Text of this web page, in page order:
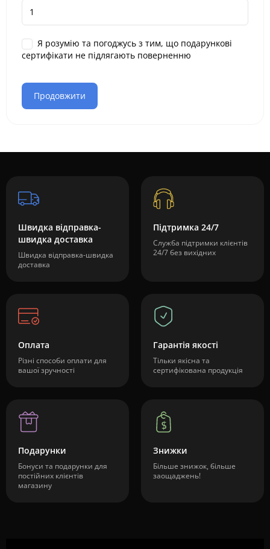
Я розумію та погоджусь з тим, що подарункові
сертифікати не підлягають поверненню
Швидка відправка-
швидка доставка
Швидка відправка-швидка
доставка
Підтримка 24/7
Служба підтримки клієнтів
24/7 без вихідних
Оплата
Різні способи оплати для
вашої зручності
Гарантія якості
Тільки якісна та
сертифікована продукція
Подарунки
Бонуси та подарунки для
постійних клієнтів
магазину
Знижки
Більше знижок, більше
заощаджень!